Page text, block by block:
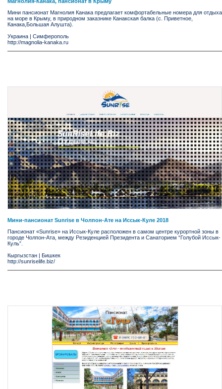
Мини пансионат Магнолия Канака предлагает комфортабельные номера для отдыха
на море в Крыму, в природном заказнике Канакская балка (с. Приветное,
Канака,Большая Алушта).
Украина | Симферополь
http://magnolia-kanaka.ru
Мини-пансионат Sunrise в Чолпон-Ате на Иссык-Куле 2018
Пансионат «Sunrise» на Иссык-Куле расположен в самом центре курортной зоны в
городе Чолпон-Ата, между Резиденцией Президента и Санаторием “Голубой Иссык-
Куль”.
Кыргызстан | Бишкек
http://sunriselife.biz/